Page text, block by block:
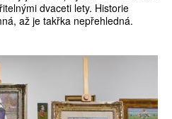
dvaceti lety. Historie
až je takřka nepřehledná.